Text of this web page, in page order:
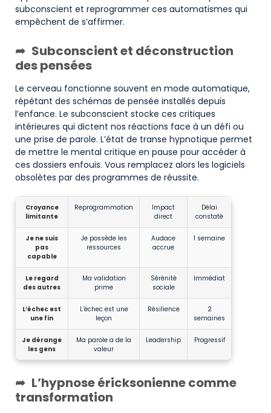
subconscient et reprogrammer ces automatismes qui
empêchent de s’affirmer.
Subconscient et déconstruction
des pensées
Le cerveau fonctionne souvent en mode automatique,
répétant des schémas de pensée installés depuis
l’enfance. Le subconscient stocke ces critiques
intérieures qui dictent nos réactions face à un défi ou
une prise de parole. L’état de transe hypnotique permet
de mettre le mental critique en pause pour accéder à
ces dossiers enfouis. Vous remplacez alors les logiciels
obsolètes par des programmes de réussite.
Croyance
limitante
Reprogrammation
Impact
direct
Délai
constaté
Je ne suis
pas
capable
Je possède les
ressources
Audace
accrue
1 semaine
Le regard
des autres
Ma validation
prime
Sérénité
sociale
Immédiat
L’échec est
une fin
L’échec est une
leçon
Résilience
2
semaines
Je dérange
les gens
Ma parole a de la
valeur
Leadership Progressif
L’hypnose éricksonienne comme
transformation